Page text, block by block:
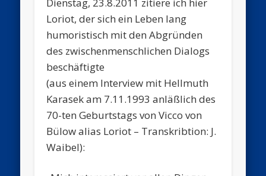
Dienstag, 23.8.2011 zitiere ich hier
Loriot, der sich ein Leben lang
humoristisch mit den Abgründen
des zwischenmenschlichen Dialogs
beschäftigte
(aus einem Interview mit Hellmuth
Karasek am 7.11.1993 anläßlich des
70-ten Geburtstags von Vicco von
Bülow alias Loriot – Transkribtion: J.
Waibel):